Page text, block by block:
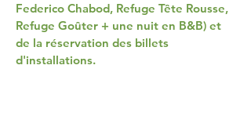
Federico Chabod, Refuge Tête Rousse,
Refuge Goûter + une nuit en B&B) et
de la réservation des billets
d'installations.